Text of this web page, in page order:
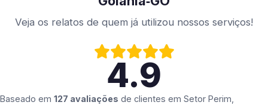
Veja os relatos de quem já utilizou nossos serviços!
4.9
Baseado em 127 avaliações de clientes em Setor Perim,